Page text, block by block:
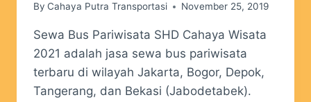
By Cahaya Putra Transportasi November 25, 2019
Sewa Bus Pariwisata SHD Cahaya Wisata
2021 adalah jasa sewa bus pariwisata
terbaru di wilayah Jakarta, Bogor, Depok,
Tangerang, dan Bekasi (Jabodetabek).